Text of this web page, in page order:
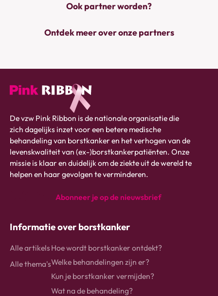
Ook partner worden?
Ontdek meer over onze partners
Pink
ribbon
logo
-
link
naar
De vzw Pink Ribbon is de nationale organisatie die
zich dagelijks inzet voor een betere medische
behandeling van borstkanker en het verhogen van de
levenskwaliteit van (ex-)borstkankerpatiënten. Onze
missie is klaar en duidelijk om de ziekte uit de wereld te
helpen en haar gevolgen te verminderen.
Abonneer je op de nieuwsbrief
Informatie over borstkanker
Alle artikels
Alle thema's
Hoe wordt borstkanker ontdekt?
Welke behandelingen zijn er?
Kun je borstkanker vermijden?
Wat na de behandeling?